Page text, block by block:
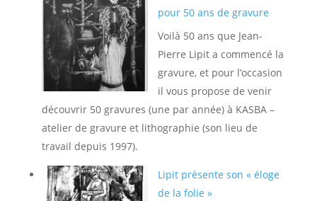
pour 50 ans de gravure
Voilà 50 ans que Jean-
Pierre Lipit a commencé la
gravure, et pour l’occasion
il vous propose de venir
découvrir 50 gravures (une par année) à KASBA –
atelier de gravure et lithographie (son lieu de
travail depuis 1997).
Lipit présente son « éloge
de la folie »